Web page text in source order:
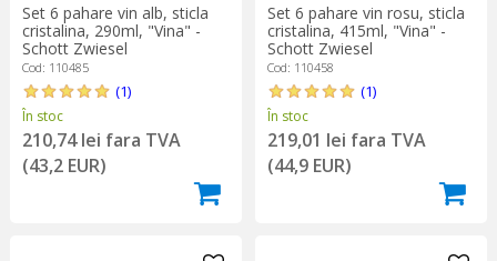
Set 6 pahare vin alb, sticla
cristalina, 290ml, "Vina" -
Schott Zwiesel
Cod: 110485
(1)
În stoc
210,74 lei fara TVA
(43,2 EUR)
Set 6 pahare vin rosu, sticla
cristalina, 415ml, "Vina" -
Schott Zwiesel
Cod: 110458
(1)
În stoc
219,01 lei fara TVA
(44,9 EUR)